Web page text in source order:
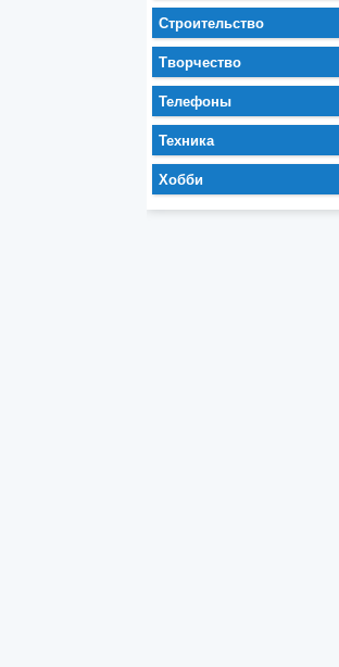
Строительство
Творчество
Телефоны
Техника
Хобби